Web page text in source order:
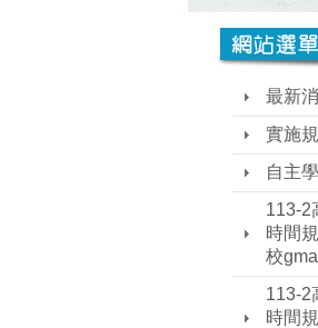
最新
實施
自主
113-2
時間
校
113-2
時間